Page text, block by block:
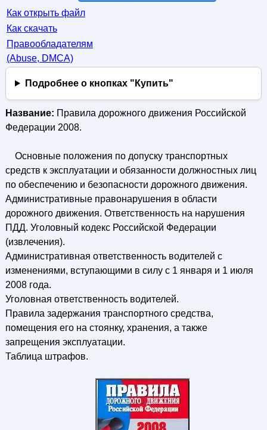
Как открыть файл
Как скачать
Правообладателям
(Abuse, DMСA)
Подробнее о кнопках "Купить"
Название: Правила дорожного движения Российской
Федерации 2008.
Основные положения по допуску транспортных
средств к эксплуатации и обязанности должностных лиц
по обеспечению и безопасности дорожного движения.
Административные правонарушения в области
дорожного движения. Ответственность на нарушения
ПДД. Уголовный кодекс Российской Федерации
(извлечения).
Административная ответственность водителей с
изменениями, вступающими в силу с 1 января и 1 июля
2008 года.
Уголовная ответственность водителей.
Правила задержания транспортного средства,
помещения его на стоянку, хранения, а также
запрещения эксплуатации.
Таблица штрафов.